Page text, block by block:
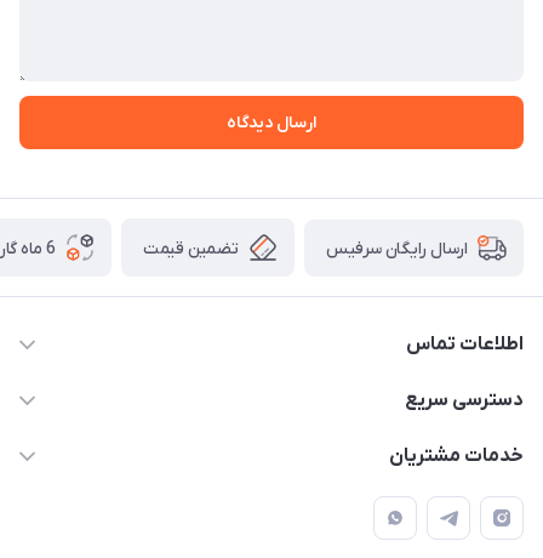
ارسال دیدگاه
ارسال رایگان سرفیس تضمین قیمت 6 ماه گارانتی تعویض
اطلاعات تماس
021-91301521
info@technodarvish.com
خیابان فاطمی ، بعد از کاج ، پلاک 103
دسترسی سریع
حساب کاربری
لیست محصولات
خدمات مشتریان
شرایط گارانتی
حریم خصوصی